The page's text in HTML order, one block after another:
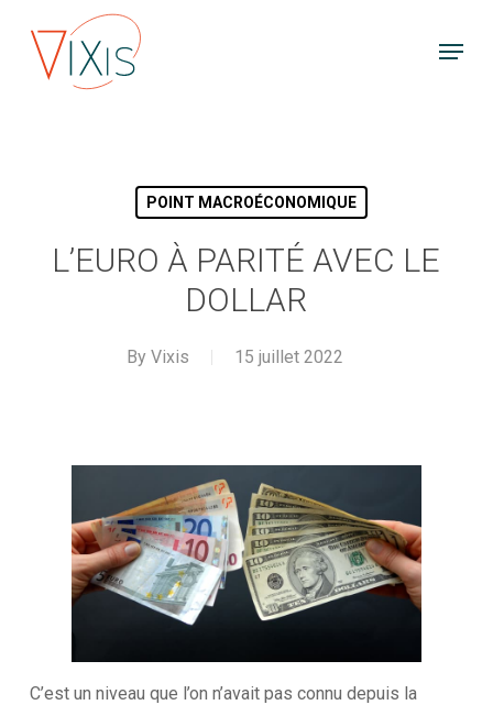
Menu
POINT MACROÉCONOMIQUE
L’EURO À PARITÉ AVEC LE
DOLLAR
By Vixis 15 juillet 2022
C’est un niveau que l’on n’avait pas connu depuis la